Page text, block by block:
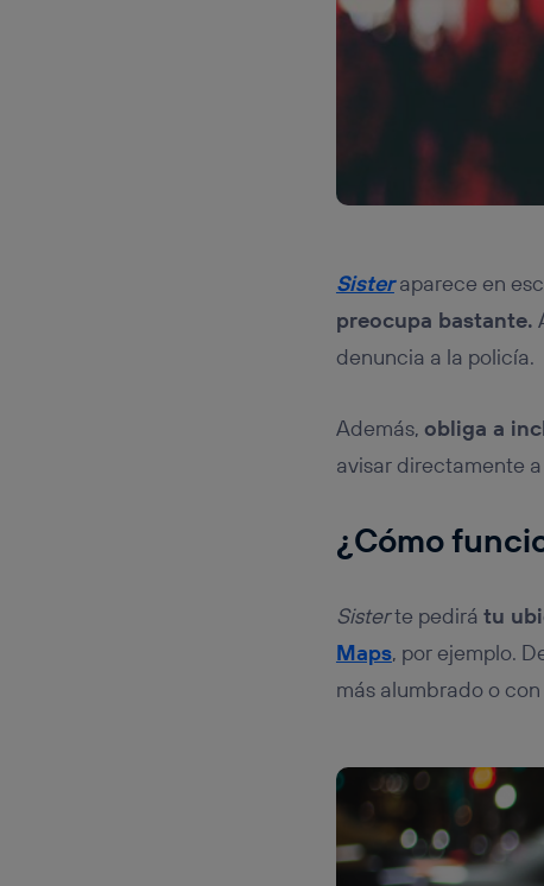
Sisteraparece en
preocupa bastante.
denuncia a la policía.
Además, obliga a
avisar directamente
¿Cómo
Sisterte pedirá tu
Maps, por ejemplo.
más alumbrado o